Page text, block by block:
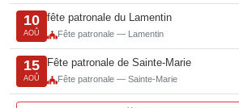
10
AOÛ
fête patronale du Lamentin
Fête patronale — Lamentin
15
AOÛ
Fête patronale de Sainte-Marie
Fête patronale — Sainte-Marie